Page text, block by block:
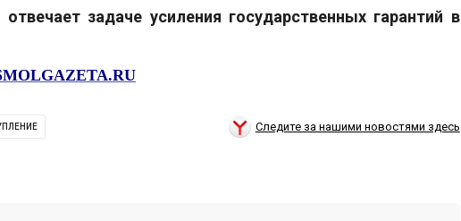
задаче усиления государственных гарантий в
Следите за нашими новостями здесь